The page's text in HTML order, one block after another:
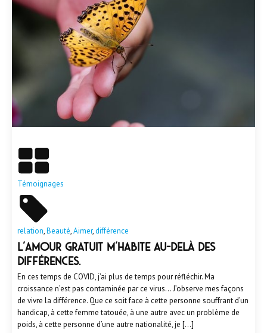
Témoignages
relation,Beauté,Aimer,différence
L’amour gratuit m’habite au-delà des
différences.
En ces temps de COVID, j’ai plus de temps pour réfléchir. Ma
croissance n’est pas contaminée par ce virus... J’observe mes façons
de vivre la différence. Que ce soit face à cette personne souffrant d’un
handicap, à cette femme tatouée, à une autre avec un problème de
poids, à cette personne d’une autre nationalité, je […]